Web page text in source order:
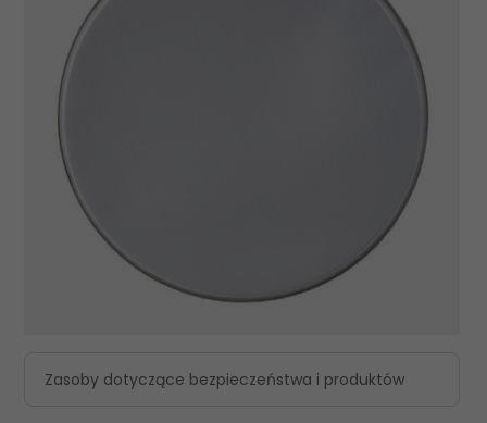
Zasoby dotyczące bezpieczeństwa i produktów